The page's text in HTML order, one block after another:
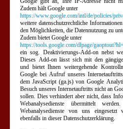
Zudem hält Google unter
https://www.google.com/intl/de/policies/
weitere datenschutzrechtliche
den Möglichkeiten, die Datennutzung zu
Zudem bietet Google unter
https://tools.google.com/dlpage/
ein sog. Deaktivierungs-Add-on nebst
Dieses Add-on lässt sich mit den
und bietet Ihnen weitergehende
Google bei Aufruf unseres
dem JavaScript (ga.js) von Google
Besuch unseres Internetauftritts nicht an
sollen. Dies verhindert aber nicht, dass
Webanalysedienste übermittelt
Webanalysedienste von uns
ebenfalls in dieser Datenschutzerklärung.